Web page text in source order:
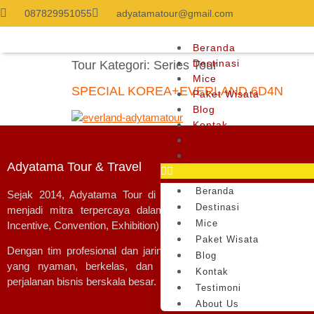
087829951055 adyatamatour@gmail.com
Beranda
Destinasi
Mice
Paket Wisata
Blog
Kontak
Beranda
Destinasi
Mice
Paket Wisata
Blog
Kontak
Testimoni
About Us
Tour Kategori: Series Tour
SPECIAL KOREA+EVERLAND 6D4N
Adyatama Tour & Travel
Sejak 2014,Adyatama Tourdi bawah naungan
menjadi mitra terpercaya dalam layanan perjalanan wisata
Incentive, Convention, Exhibition) di Indonesia.
Dengan tim profesional dan jaringan luas, kami menghadirkan
yang nyaman, berkelas, dan tak terlupakan—baik untuk
perjalanan bisnis berskala besar.